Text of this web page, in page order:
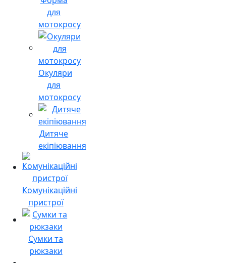
для
мотокросу
Окуляри
для
мотокросу
Дитяче
екіпіювання
Комунікаційні
пристрої
Сумки та
рюкзаки